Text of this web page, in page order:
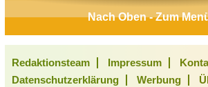
Nach Oben - Zum
Redaktionsteam Impressum
Datenschutzerklärung
Werbung